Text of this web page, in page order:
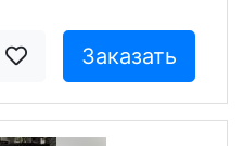
Заказать